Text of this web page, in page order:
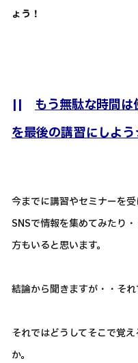
ょう！
|| もう無駄な時間
を最後の講習にしよう
今までに講習やセミナーを
SNSで情報を集めてみたり
方もいると思います。
結論から聞きますが・・そ
それではどうしてそこで覚
か。